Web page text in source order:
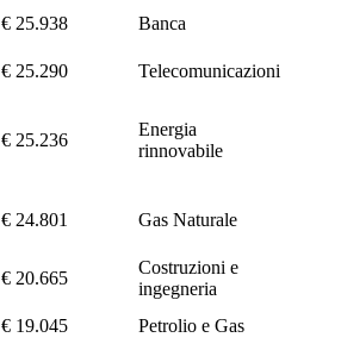
€ 25.938
Banca
€ 25.290
Telecomunicazioni
€ 25.236
Energia
rinnovabile
€ 24.801 Gas Naturale
€ 20.665
Costruzioni e
ingegneria
€ 19.045
Petrolio e Gas